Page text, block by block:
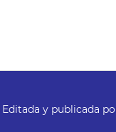
Editada y publicada